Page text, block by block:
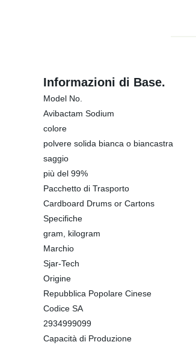
Informazioni di Base.
Model No.
Avibactam Sodium
colore
polvere solida bianca o biancastra
saggio
più del 99%
Pacchetto di Trasporto
Cardboard Drums or Cartons
Specifiche
gram, kilogram
Marchio
Sjar-Tech
Origine
Repubblica Popolare Cinese
Codice SA
2934999099
Capacità di Produzione